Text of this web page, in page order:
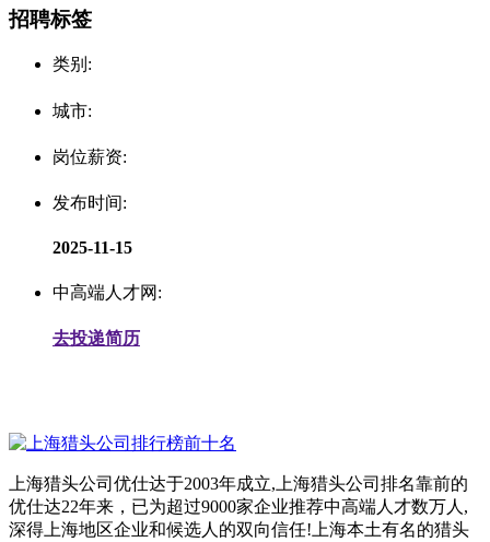
招聘标签
类别:
城市:
岗位薪资:
发布时间:
2025-11-15
中高端人才网:
去投递简历
上海猎头公司优仕达于2003年成立,上海猎头公司排名靠前的
优仕达22年来，已为超过9000家企业推荐中高端人才数万人,
深得上海地区企业和候选人的双向信任!上海本土有名的猎头